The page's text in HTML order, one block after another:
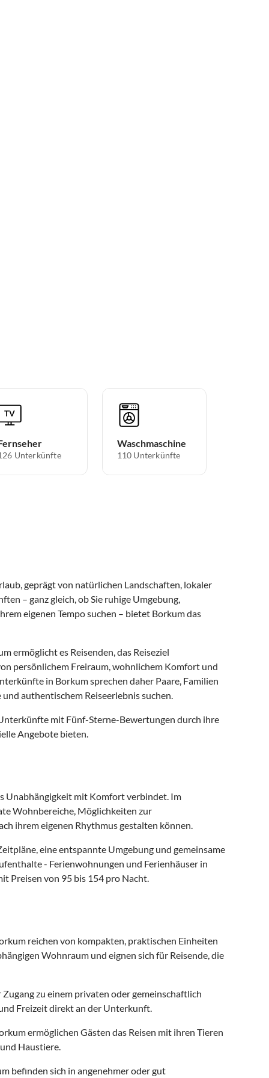
Unterkünfte
Waschmaschine
110 Unterkünfte
geprägt von natürlichen Landschaften, lokaler
– ganz gleich, ob Sie ruhige Umgebung,
eigenen Tempo suchen – bietet Borkum das
ermöglicht es Reisenden, das Reiseziel
persönlichem Freiraum, wohnlichem Komfort und
in Borkum sprechen daher Paare, Familien
authentischem Reiseerlebnis suchen.
mit Fünf-Sterne-Bewertungen durch ihre
Angebote bieten.
Unabhängigkeit mit Komfort verbindet. Im
Wohnbereiche, Möglichkeiten zur
ihrem eigenen Rhythmus gestalten können.
eine entspannte Umgebung und gemeinsame
- Ferienwohnungen und Ferienhäuser in
Preisen von 95 bis 154 pro Nacht.
reichen von kompakten, praktischen Einheiten
Wohnraum und eignen sich für Reisende, die
zu einem privaten oder gemeinschaftlich
Freizeit direkt an der Unterkunft.
ermöglichen Gästen das Reisen mit ihren Tieren
Haustiere.
befinden sich in angenehmer oder gut